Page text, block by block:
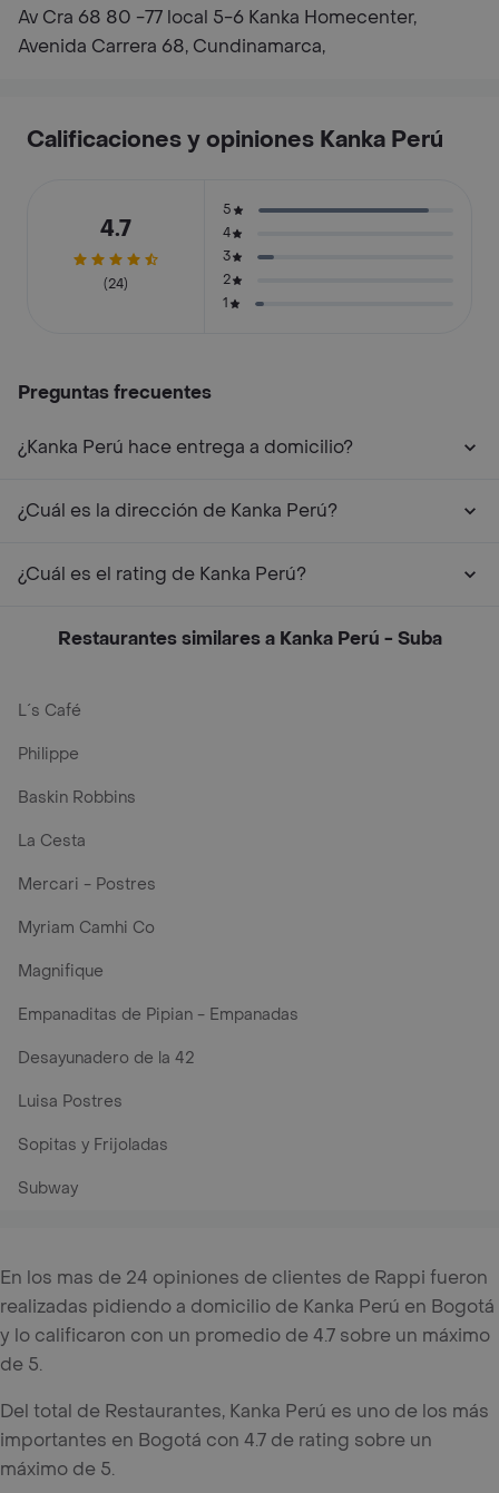
Av Cra 68 80 -77 local 5-6 Kanka Homecenter,
Avenida Carrera 68, Cundinamarca,
Calificaciones y opiniones Kanka Perú
4.7
(24)
5
4
3
2
1
Preguntas frecuentes
¿Kanka Perú hace entrega a domicilio?
¿Cuál es la dirección de Kanka Perú?
¿Cuál es el rating de Kanka Perú?
Restaurantes similares a Kanka Perú - Suba
L´s Café
Philippe
Baskin Robbins
La Cesta
Mercari - Postres
Myriam Camhi Co
Magnifique
Empanaditas de Pipian - Empanadas
Desayunadero de la 42
Luisa Postres
Sopitas y Frijoladas
Subway
En los mas de 24 opiniones de clientes de Rappi fueron
realizadas pidiendo a domicilio de Kanka Perú en Bogotá
y lo calificaron con un promedio de 4.7 sobre un máximo
de 5.
Del total de Restaurantes, Kanka Perú es uno de los más
importantes en Bogotá con 4.7 de rating sobre un
máximo de 5.